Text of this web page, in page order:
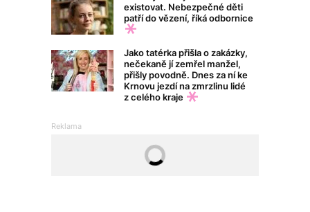
existovat. Nebezpečné děti
patří do vězení, říká odbornice
Jako tatérka přišla o zakázky,
nečekaně jí zemřel manžel,
přišly povodně. Dnes za ní ke
Krnovu jezdí na zmrzlinu lidé
z celého kraje